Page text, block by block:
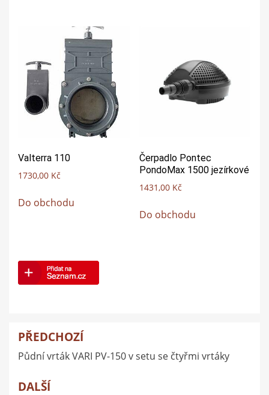
Valterra 110
1730,00 Kč
Do obchodu
Čerpadlo Pontec
PondoMax 1500 jezírkové
1431,00 Kč
Do obchodu
Navigace
pro
příspěvek
PŘEDCHOZÍ
Půdní vrták VARI PV-150 v setu se čtyřmi vrtáky
DALŠÍ